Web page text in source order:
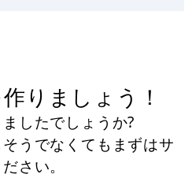
りましょう！
したでしょうか?
うでなくてもまずはサ
さい。